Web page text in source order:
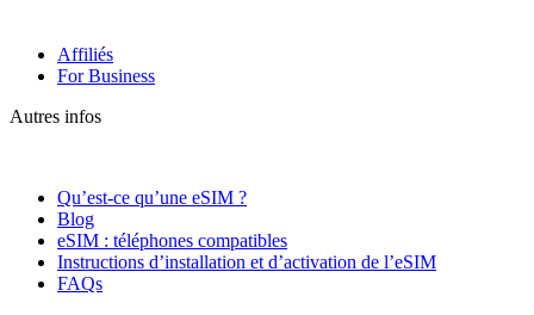
Affiliés
For Business
Autres infos
Qu’est-ce qu’une eSIM ?
Blog
eSIM : téléphones compatibles
Instructions d’installation et d’activation de l’eSIM
FAQs